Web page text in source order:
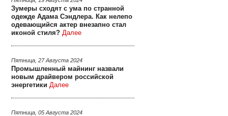
Зумеры сходят с ума по странной
одежде Адама Сэндлера. Как нелепо
одевающийся актер внезапно стал
иконой стиля? Далее
Пятница, 27 Августа 2024
Промышленный майнинг назвали
новым драйвером российской
энергетики Далее
Пятница, 05 Августа 2024